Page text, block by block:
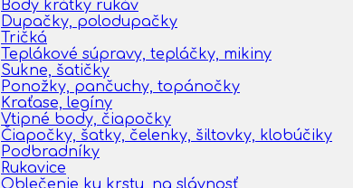
Body krátky rukáv
Dupačky, polodupačky
Tričká
Teplákové súpravy, tepláčky, mikiny
Sukne, šatičky
Ponožky, pančuchy, topánočky
Kraťase, legíny
Vtipné body, čiapočky
Čiapočky, šatky, čelenky, šiltovky, klobúčiky
Podbradníky
Rukavice
Oblečenie ku krstu, na slávnosť